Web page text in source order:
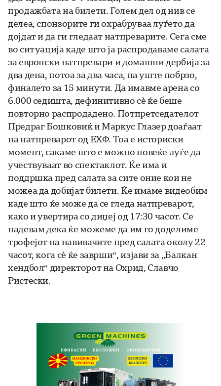
продажбата на билети. Голем дел од нив се
делеа, спонзорите ги охрабруваа луѓето да
дојдат и да ги гледаат натпреварите. Сега сме
во ситуација каде што ја распродаваме салата
за европски натпревари и домашни дербија за
два дена, потоа за два часа, па уште побрзо,
финалето за 15 минути. Да имавме арена со
6.000 седишта, дефинитивно сè ќе беше
повторно распродадено. Потпретседателот
Предраг Бошковиќ и Маркус Глазер доаѓаат
на натпреварот од ЕХФ. Тоа е историски
момент, сакаме што е можно повеќе луѓе да
учествуваат во спектаклот. Ќе има и
поддршка пред салата за сите оние кои не
можеа да добијат билети. Ќе имаме видеобим
каде што ќе може да се гледа натпреварот,
како и увертира со диџеј од 17:30 часот. Се
надевам дека ќе можеме да им го доделиме
трофејот на навивачите пред салата околу 22
часот, кога сè ќе заврши“, изјави за „Балкан
хендбол“ директорот на Охрид, Славчо
Ристески.